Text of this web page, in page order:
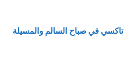
تاكسي في صباح السالم والمسيلة